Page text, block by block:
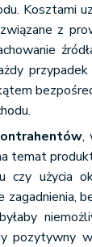
Kosztami
z
,
temat
użycia
pozytywny